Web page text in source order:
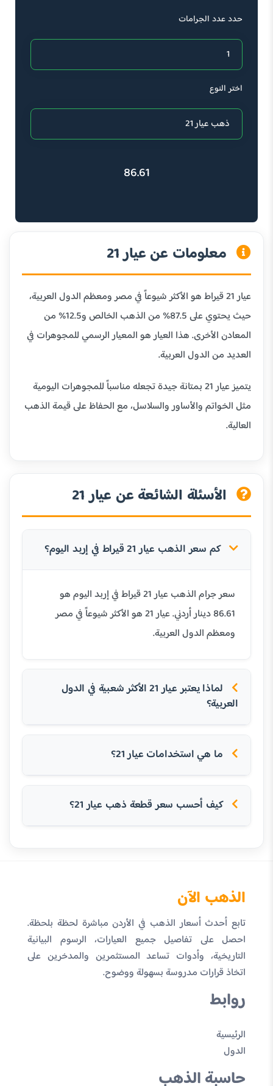
حدد عدد الجرامات
اختر النوع
86.61
معلومات عن عيار 21
عيار 21 قيراط هو الأكثر شيوعاً في مصر ومعظم الدول العربية،
حيث يحتوي على 87.5% من الذهب الخالص و12.5% من
المعادن الأخرى. هذا العيار هو المعيار الرسمي للمجوهرات في
العديد من الدول العربية.
يتميز عيار 21 بمتانة جيدة تجعله مناسباً للمجوهرات اليومية
مثل الخواتم والأساور والسلاسل، مع الحفاظ على قيمة الذهب
العالية.
الأسئلة الشائعة عن عيار 21
كم سعر الذهب عيار 21 قيراط في إربد اليوم؟
سعر جرام الذهب عيار 21 قيراط في إربد اليوم هو
86.61 دينار أردني. عيار 21 هو الأكثر شيوعاً في مصر
ومعظم الدول العربية.
لماذا يعتبر عيار 21 الأكثر شعبية في الدول
العربية؟
ما هي استخدامات عيار 21؟
كيف أحسب سعر قطعة ذهب عيار 21؟
الذهب الآن
تابع أحدث أسعار الذهب في الأردن مباشرة لحظة بلحظة.
احصل على تفاصيل جميع العيارات، الرسوم البيانية
التاريخية، وأدوات تساعد المستثمرين والمدخرين على
اتخاذ قرارات مدروسة بسهولة ووضوح.
روابط
الرئيسية
الدول
حاسبة الذهب